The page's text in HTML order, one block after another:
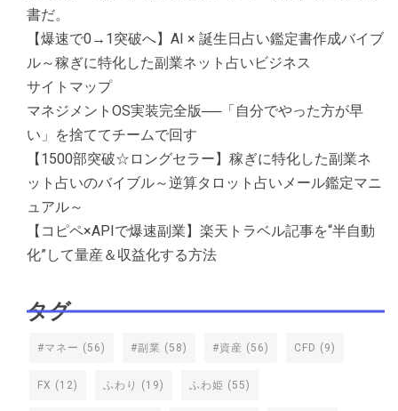
書だ。
【爆速で0→1突破へ】AI × 誕生日占い鑑定書作成バイブ
ル～稼ぎに特化した副業ネット占いビジネス
サイトマップ
マネジメントOS実装完全版──「自分でやった方が早
い」を捨ててチームで回す
【1500部突破☆ロングセラー】稼ぎに特化した副業ネ
ット占いのバイブル～逆算タロット占いメール鑑定マニ
ュアル～
【コピペ×APIで爆速副業】楽天トラベル記事を“半自動
化”して量産＆収益化する方法
タグ
#マネー (56) #副業 (58) #資産 (56) CFD (9)
FX (12) ふわり (19) ふわ姫 (55)